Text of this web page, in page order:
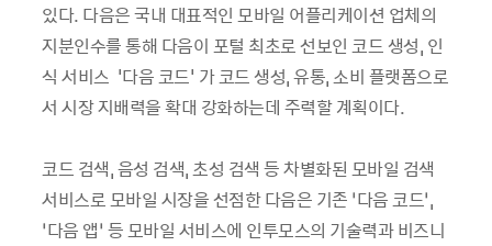
있다. 다음은 국내 대표적인 모바일 어플리케이션 업체의
지분인수를 통해 다음이 포털 최초로 선보인 코드 생성, 인
식 서비스 '다음 코드' 가 코드 생성, 유통, 소비 플랫폼으로
서 시장 지배력을 확대 강화하는데 주력할 계획이다.
코드 검색, 음성 검색, 초성 검색 등 차별화된 모바일 검색
서비스로 모바일 시장을 선점한 다음은 기존 ‘다음 코드’,
‘다음 앱’ 등 모바일 서비스에 인투모스의 기술력과 비즈니